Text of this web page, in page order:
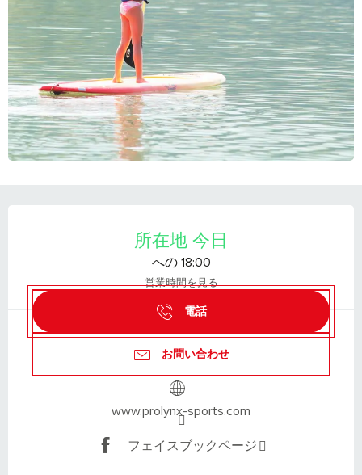
所在地 今日
への 18:00
営業時間を見る
電話
お問い合わせ
www.prolynx-sports.com
フェイスブックページ